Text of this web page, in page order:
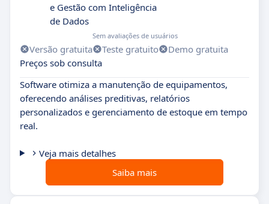
e Gestão com Inteligência
de Dados
Sem avaliações de usuários
Versão gratuita Teste gratuito
Demo gratuita
Preços sob consulta
Software otimiza a manutenção de equipamentos,
oferecendo análises preditivas, relatórios
personalizados e gerenciamento de estoque em tempo
real.
Veja mais detalhes
Saiba mais